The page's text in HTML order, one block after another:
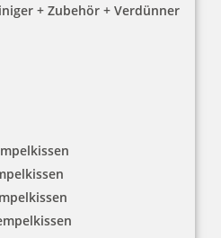
+ Zubehör + Verdünner
GEFAXT 24 x 4 mm
€